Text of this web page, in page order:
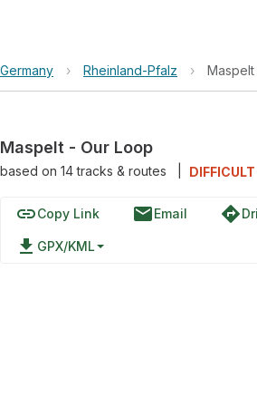
Germany › Rheinland-Pfalz ›
Maspelt - Our Loop
based on 14tracks & routes DIFFICULT
linkCopy Link emailEmail directions
file_download GPX/KML